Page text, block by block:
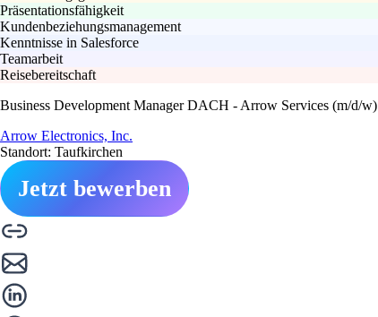
Präsentationsfähigkeit
Kundenbeziehungsmanagement
Kenntnisse in Salesforce
Teamarbeit
Reisebereitschaft
Business Development Manager DACH - Arrow Services (m/d/w)
Arrow Electronics, Inc.
Standort: Taufkirchen
Jetzt bewerben